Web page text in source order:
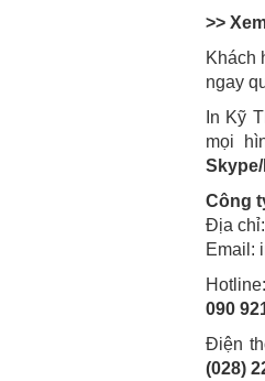
>>
Khách
ngay
In Kỹ
mọi
Công
Địa
Email:
090
Điện
(028)